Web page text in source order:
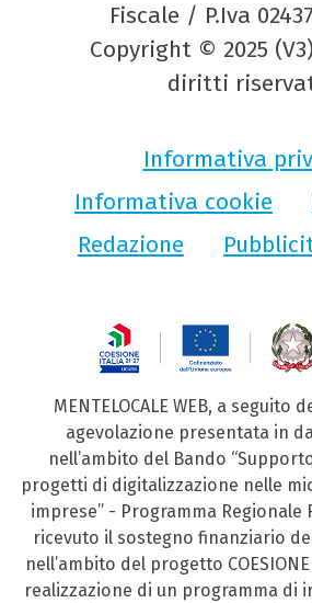
Fiscale / P.Iva
Copyright © 2025
diritti
Informativa
Informativa cookie
Redazione
MENTELOCALE WEB, a seguito
agevolazione presentata in
nell’ambito del Bando
progetti di digitalizzazione nelle
imprese” - Programma Regionale
ricevuto il sostegno finanziario
nell’ambito del progetto COESIONE
realizzazione di un programma di